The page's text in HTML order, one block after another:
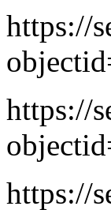
https://
https://
https://